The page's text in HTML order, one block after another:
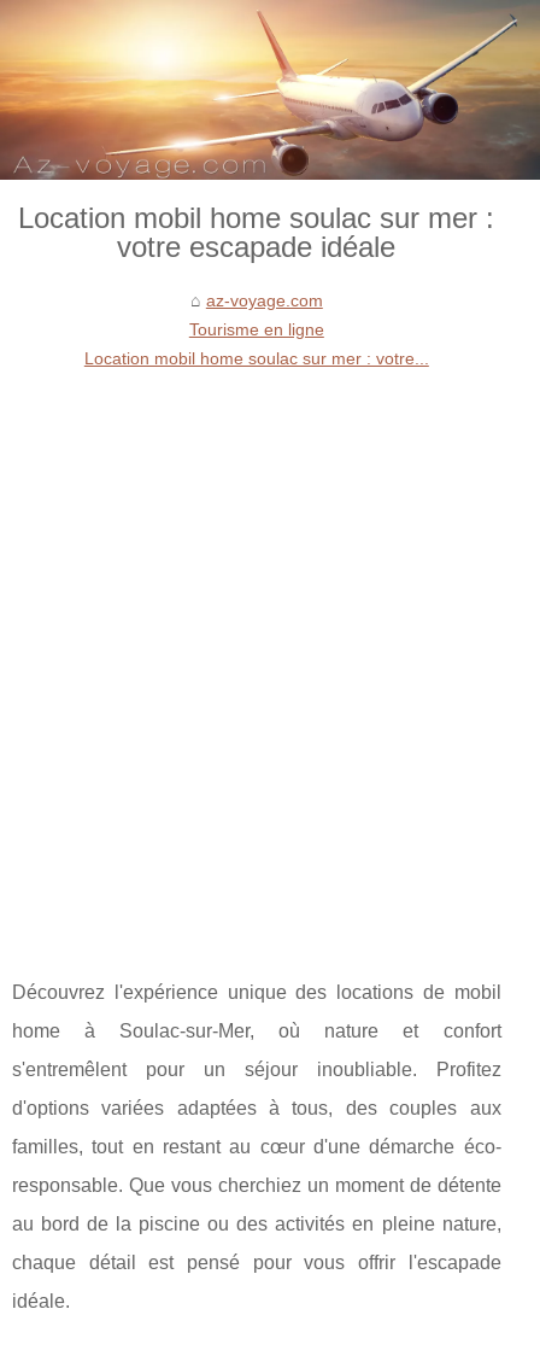
Location mobil home soulac sur mer :
votre escapade idéale
az-voyage.com
Tourisme en ligne
Location mobil home soulac sur mer : votre...
Découvrez l'expérience unique des locations de mobil
home à Soulac-sur-Mer, où nature et confort
s'entremêlent pour un séjour inoubliable. Profitez
d'options variées adaptées à tous, des couples aux
familles, tout en restant au cœur d'une démarche éco-
responsable. Que vous cherchiez un moment de détente
au bord de la piscine ou des activités en pleine nature,
chaque détail est pensé pour vous offrir l'escapade
idéale.